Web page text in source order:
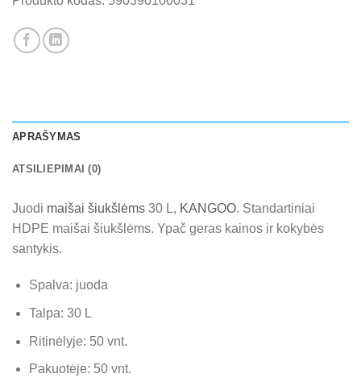
APRAŠYMAS
ATSILIEPIMAI (0)
Juodi maišai šiukšlėms 30 L, KANGOO. Standartiniai
HDPE maišai šiukšlėms. Ypač geras kainos ir kokybės
santykis.
Spalva: juoda
Talpa: 30 L
Ritinėlyje: 50 vnt.
Pakuotėje: 50 vnt.